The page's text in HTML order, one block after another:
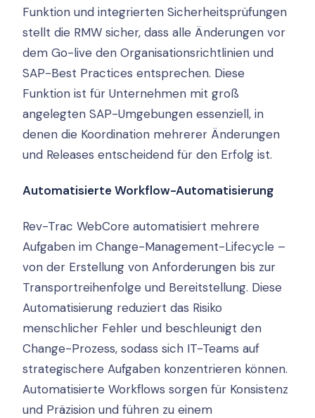
Funktion und integrierten Sicherheitsprüfungen
stellt die RMW sicher, dass alle Änderungen vor
dem Go-live den Organisationsrichtlinien und
SAP-Best Practices entsprechen. Diese
Funktion ist für Unternehmen mit groß
angelegten SAP-Umgebungen essenziell, in
denen die Koordination mehrerer Änderungen
und Releases entscheidend für den Erfolg ist.
Automatisierte Workflow-Automatisierung
Rev-Trac WebCore automatisiert mehrere
Aufgaben im Change-Management-Lifecycle –
von der Erstellung von Anforderungen bis zur
Transportreihenfolge und Bereitstellung. Diese
Automatisierung reduziert das Risiko
menschlicher Fehler und beschleunigt den
Change-Prozess, sodass sich IT-Teams auf
strategischere Aufgaben konzentrieren können.
Automatisierte Workflows sorgen für Konsistenz
und Präzision und führen zu einem